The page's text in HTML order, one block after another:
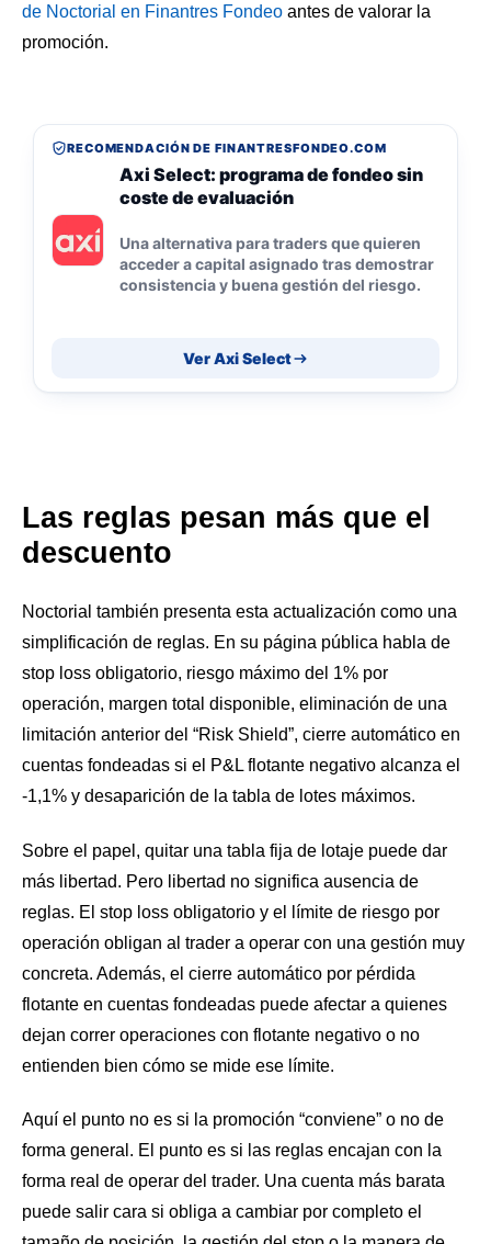
de Noctorial en Finantres Fondeo antes de valorar la
promoción.
RECOMENDACIÓN DE FINANTRESFONDEO.COM
Axi Select: programa de fondeo sin
coste de evaluación
Una alternativa para traders que quieren
acceder a capital asignado tras demostrar
consistencia y buena gestión del riesgo.
Ver Axi Select
Las reglas pesan más que el
descuento
Noctorial también presenta esta actualización como una
simplificación de reglas. En su página pública habla de
stop loss obligatorio, riesgo máximo del 1% por
operación, margen total disponible, eliminación de una
limitación anterior del “Risk Shield”, cierre automático en
cuentas fondeadas si el P&L flotante negativo alcanza el
-1,1% y desaparición de la tabla de lotes máximos.
Sobre el papel, quitar una tabla fija de lotaje puede dar
más libertad. Pero libertad no significa ausencia de
reglas. El stop loss obligatorio y el límite de riesgo por
operación obligan al trader a operar con una gestión muy
concreta. Además, el cierre automático por pérdida
flotante en cuentas fondeadas puede afectar a quienes
dejan correr operaciones con flotante negativo o no
entienden bien cómo se mide ese límite.
Aquí el punto no es si la promoción “conviene” o no de
forma general. El punto es si las reglas encajan con la
forma real de operar del trader. Una cuenta más barata
puede salir cara si obliga a cambiar por completo el